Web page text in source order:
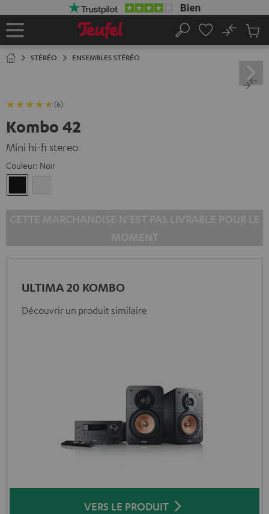
Page
Rechercher
No
panier
STÉRÉO ENSEMBLES STÉRÉO
(6)
Kombo 42
Mini hi-fi stereo
Couleur: Noir
ULTIMA 20 KOMBO
Découvrir un produit similaire
VERS LE PRODUIT